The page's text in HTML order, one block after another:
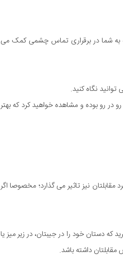
به شما در برقراری تماس چشمی کمک می
نگاه کنید.
در رو بوده و مشاهده خواهید کرد که بهتر
نیز تاثیر می گذارد؛ مخصوصا اگر
دستان خود را در جیبتان، در زیر میز یا
داشته باشد.